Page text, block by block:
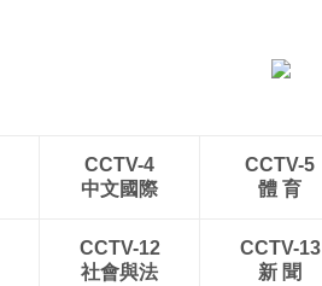
CCTV-4
中文國際
CCTV-5
體 育
CCTV-12
社會與法
CCTV-13
新 聞